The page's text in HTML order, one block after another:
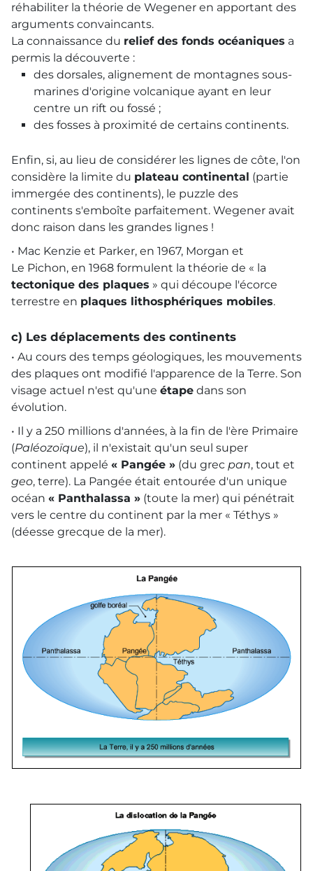
réhabiliter la théorie de Wegener en apportant des
arguments convaincants.
La connaissance du relief des fonds océaniques a
permis la découverte :
des dorsales, alignement de montagnes sous-
marines d'origine volcanique ayant en leur
centre un rift ou fossé ;
des fosses à proximité de certains continents.
Enfin, si, au lieu de considérer les lignes de côte, l'on
considère la limite du plateau continental (partie
immergée des continents), le puzzle des
continents s'emboîte parfaitement. Wegener avait
donc raison dans les grandes lignes !
• Mac Kenzie et Parker, en 1967, Morgan et
Le Pichon, en 1968 formulent la théorie de « la
tectonique des plaques » qui découpe l'écorce
terrestre en plaques lithosphériques mobiles.
c) Les déplacements des continents
• Au cours des temps géologiques, les mouvements
des plaques ont modifié l'apparence de la Terre. Son
visage actuel n'est qu'une étape dans son
évolution.
• Il y a 250 millions d'années, à la fin de l'ère Primaire
(Paléozoïque), il n'existait qu'un seul super
continent appelé « Pangée » (du grec pan, tout et
geo, terre). La Pangée était entourée d'un unique
océan « Panthalassa » (toute la mer) qui pénétrait
vers le centre du continent par la mer « Téthys »
(déesse grecque de la mer).